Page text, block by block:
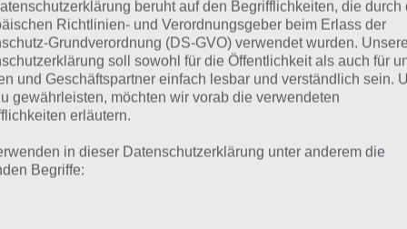
verspricht. So kann man vor einem Wurf
Stein drehen soll, um bspw. andere Steine
umkreisen. Auch die Geschwindigkeit
man zu wenig Speed eingesetzt, kann
Dabei spielt man gegen einen
Schwierigkeit definiert werden kann.
einen Freund auf einen Gerät antreten,
beruht auf den Begrifflichkeiten, die durch
Richtlinien- und Verordnungsgeber beim Erlass der
Grundverordnung (DS-GVO) verwendet wurden. Unsere
soll sowohl für die Öffentlichkeit als auch für
und Geschäftspartner einfach lesbar und verständlich sein.
gewährleisten, möchten wir vorab die verwendeten
erläutern.
in dieser Datenschutzerklärung unter anderem die
Begriffe: